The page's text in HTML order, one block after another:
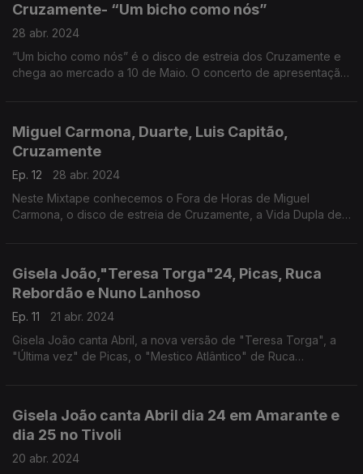
Cruzamente- “Um bicho como nós”
28 abr. 2024
“Um bicho como nós” é o disco de estreia dos Cruzamente e
chega ao mercado a 10 de Maio. O concerto de apresentação
Miguel Carmona, Duarte, Luis Capitão,
Cruzamente
Ep. 12
28 abr. 2024
Neste Mixtape conhecemos o Fora de Horas de Miguel
Carmona, o disco de estreia de Cruzamente, a Vida Dupla de
Gisela João,"Teresa Torga"24, Picas, Ruca
Rebordão e Nuno Lanhoso
Ep. 11
21 abr. 2024
Gisela João canta Abril, a nova versão de "Teresa Torga", a
"Última vez" de Picas, o "Mestico Atlântico" de Ruca
Gisela João canta Abril dia 24 em Amarante e
dia 25 no Tivoli
20 abr. 2024